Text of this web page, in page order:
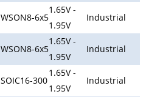
WSON8-6x5
1.65V -
1.95V
Industrial
WSON8-6x5
1.65V -
1.95V
Industrial
SOIC16-300
1.65V -
1.95V
Industrial